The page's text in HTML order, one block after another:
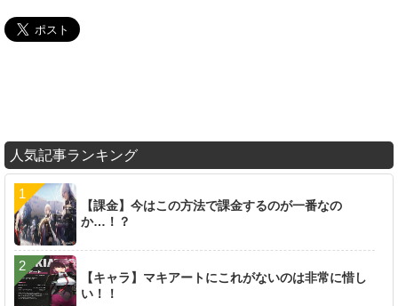
人気記事ランキング
【課金】今はこの方法で課金するのが一番なの
か…！？
【キャラ】マキアートにこれがないのは非常に惜し
い！！